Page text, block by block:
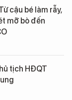
cậu bé làm rẫy,
mỡ bò đến
tịch HĐQT